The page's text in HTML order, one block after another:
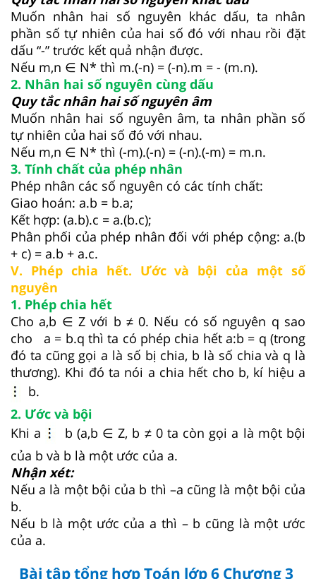
Muốn nhân hai số nguyên khác dấu, ta nhân
phần số tự nhiên của hai số đó với nhau rồi đặt
dấu “-” trước kết quả nhận được.
Nếu m,n ∈ N* thì m.(-n) = (-n).m = - (m.n).
2. Nhân hai số nguyên cùng dấu
Quy tắc nhân hai số nguyên âm
Muốn nhân hai số nguyên âm, ta nhân phần số
tự nhiên của hai số đó với nhau.
Nếu m,n ∈ N* thì (-m).(-n) = (-n).(-m) = m.n.
3. Tính chất của phép nhân
Phép nhân các số nguyên có các tính chất:
Giao hoán: a.b = b.a;
Kết hợp: (a.b).c = a.(b.c);
Phân phối của phép nhân đối với phép cộng: a.(b
+ c) = a.b + a.c.
V. Phép chia hết. Ước và bội của một số
nguyên
1. Phép chia hết
Cho a,b ∈ Z với b ≠ 0. Nếu có số nguyên q sao
cho a = b.q thì ta có phép chia hết a:b = q (trong
đó ta cũng gọi a là số bị chia, b là số chia và q là
thương). Khi đó ta nói a chia hết cho b, kí hiệu a
b.
2. Ước và bội
Khi a
b (a,b ∈ Z, b ≠ 0 ta còn gọi a là một bội
của b và b là một ước của a.
Nhận xét:
Nếu a là một bội của b thì –a cũng là một bội của
b.
Nếu b là một ước của a thì – b cũng là một ước
của a.
Bài tập tổng hợp Toán lớp 6 Chương 3